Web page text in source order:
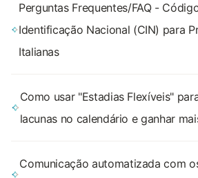
Perguntas Frequentes/FAQ -
Identificação Nacional (CIN) para
Italianas
Como usar "Estadias Flexíveis"
lacunas no calendário e ganhar
Comunicação automatizada com